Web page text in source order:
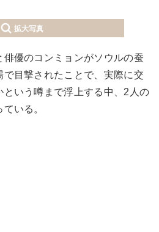
拡大写真
優のコンミョンがソウルの蚕
目撃されたことで、実際に交
という噂まで浮上する中、2人の
いる。